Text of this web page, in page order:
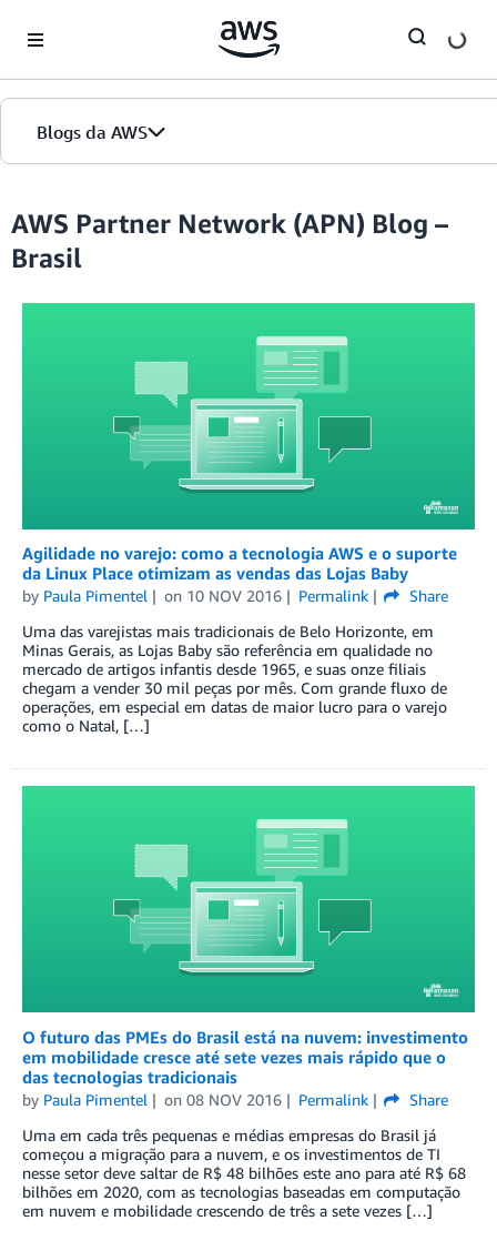
Blogs da AWS
Edições
AWS Partner Network (APN) Blog –
Brasil
Agilidade no varejo: como a tecnologia AWS e o suporte
da Linux Place otimizam as vendas das Lojas Baby
by Paula Pimentel on 10 NOV 2016 Permalink
Share
Uma das varejistas mais tradicionais de Belo Horizonte, em
Minas Gerais, as Lojas Baby são referência em qualidade no
mercado de artigos infantis desde 1965, e suas onze filiais
chegam a vender 30 mil peças por mês. Com grande fluxo de
operações, em especial em datas de maior lucro para o varejo
como o Natal, […]
O futuro das PMEs do Brasil está na nuvem: investimento
em mobilidade cresce até sete vezes mais rápido que o
das tecnologias tradicionais
by Paula Pimentel on 08 NOV 2016 Permalink
Share
Uma em cada três pequenas e médias empresas do Brasil já
começou a migração para a nuvem, e os investimentos de TI
nesse setor deve saltar de R$ 48 bilhões este ano para até R$ 68
bilhões em 2020, com as tecnologias baseadas em computação
em nuvem e mobilidade crescendo de três a sete vezes […]